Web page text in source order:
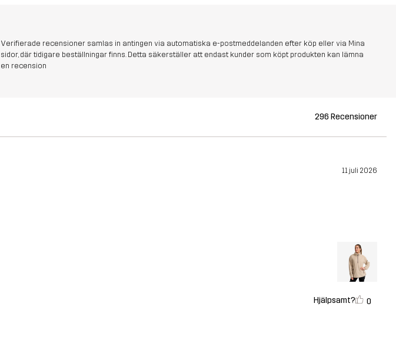
Verifierade recensioner samlas in antingen via automatiska e-postmeddelanden efter köp eller via Mina
sidor, där tidigare beställningar finns. Detta säkerställer att endast kunder som köpt produkten kan lämna
en recension
296 Recensioner
11 juli 2026
Hjälpsamt? 0